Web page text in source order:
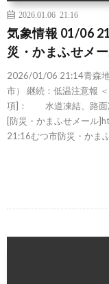
2026.01.06 21:16
気象情報 01/06
災・かまふせメ
2026/01/06 21:14青森
市） 継続：低温注意報
項]： 水道凍結、路面
[防災・かまふせメール
21:16むつ市防災・かま